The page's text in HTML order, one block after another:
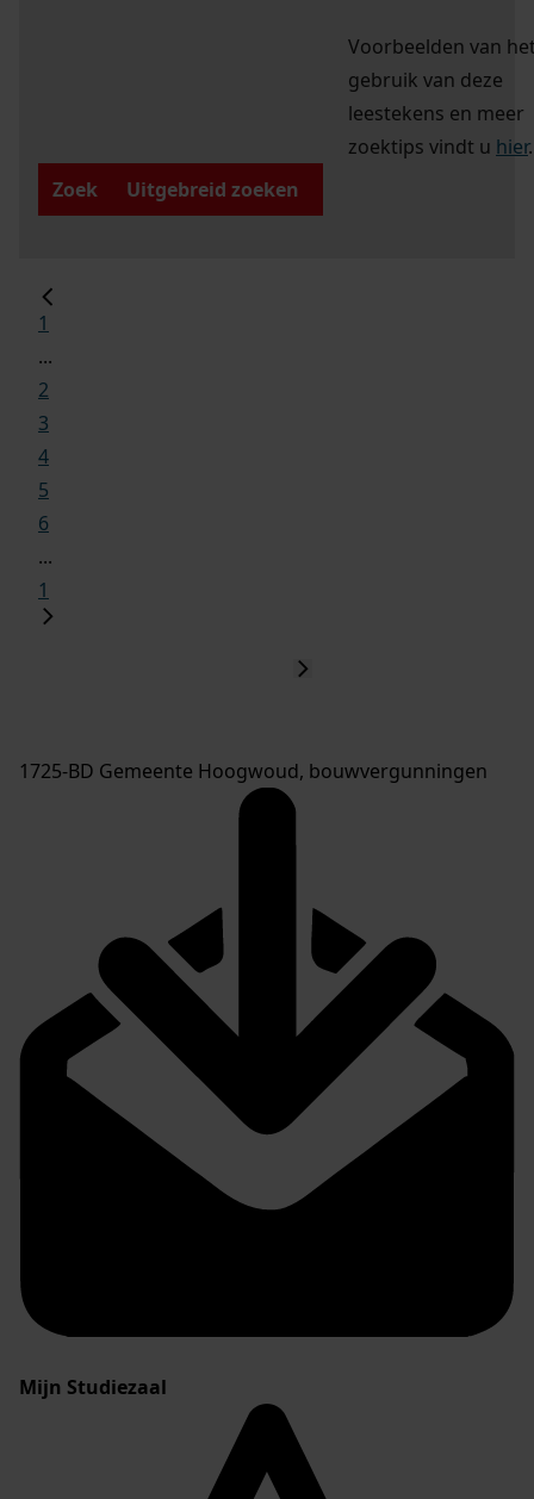
Voorbeelden van
gebruik van deze
leestekens en meer
zoektips vindt u hier.
Zoek
Uitgebreid zoeken
1
...
2
3
4
5
6
...
1
1725-BD Gemeente Hoogwoud, bouwvergunningen
Mijn Studiezaal